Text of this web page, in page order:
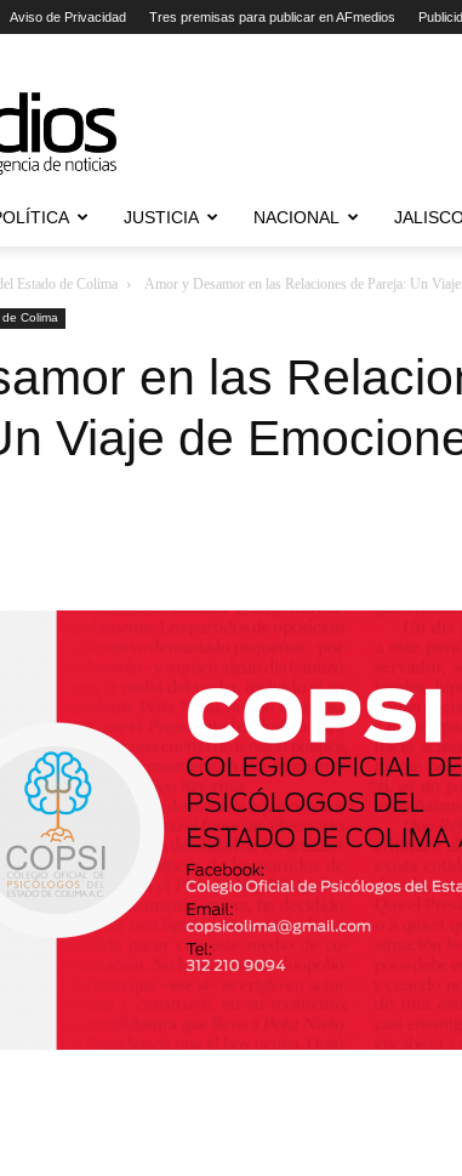
Aviso de Privacidad Tres premisas para publicar en AFmedios
JUSTICIA NACIONAL
Estado de Colima Amor y Desamor en las Relaciones de Pareja: Un
Colima
en las
Viaje de